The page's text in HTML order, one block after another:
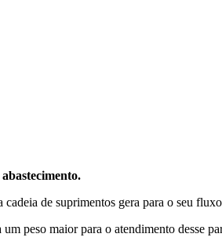
de suprimentos gera para o seu
peso maior para o atendimento desse